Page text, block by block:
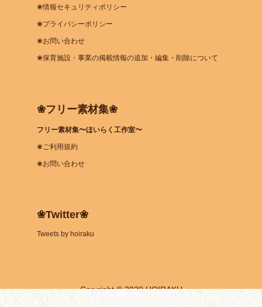
❀情報セキュリティポリシー
❀プライバシーポリシー
❀お問い合わせ
❀保育施設・事業の掲載情報の追加・編集・削除について
❀フリー素材集❀
フリー素材集〜ほいらく工作室〜
❀ご利用規約
❀お問い合わせ
❀Twitter❀
Tweets by hoiraku
Coryright © 2020 HOIRAKU